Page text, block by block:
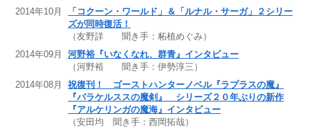
2014年10月
「コクーン・ワールド」＆「ルナル・サーガ」２シリー
ズが同時復活！
（友野詳 聞き手：柘植めぐみ）
2014年09月
河野裕『いなくなれ、群青』インタビュー
（河野裕 聞き手：伊勢淳三）
2014年08月
祝復刊！ ゴーストハンターノベル『ラプラスの魔』
『パラケルススの魔剣』 シリーズ２０年ぶりの新作
『アルケリンガの魔海』インタビュー
（安田均 聞き手：西岡拓哉）